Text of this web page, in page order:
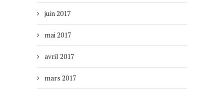
juin 2017
mai 2017
avril 2017
mars 2017